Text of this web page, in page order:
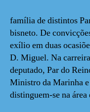
família de distintos
bisneto. De
exílio em duas
D. Miguel. Na
deputado, Par do
Ministro da Marinha
distinguem-se na área